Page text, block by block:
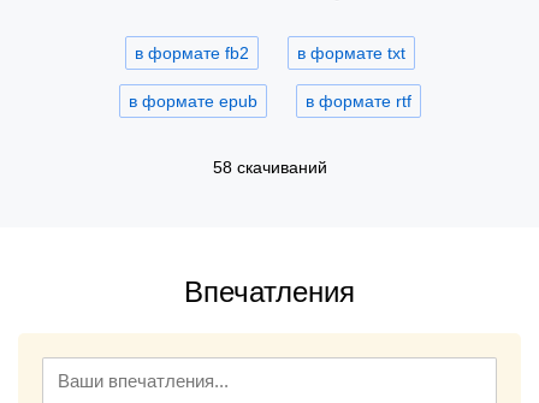
в формате fb2 в формате txt
в формате epub в формате rtf
58 скачиваний
Впечатления